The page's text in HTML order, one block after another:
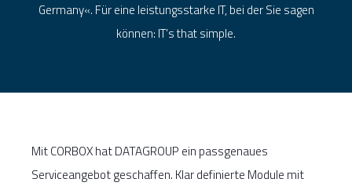
Germany«. Für eine leistungsstarke IT, bei der Sie sagen
können: IT’s that simple.
Mit CORBOX hat DATAGROUP ein passgenaues
Serviceangebot geschaffen. Klar definierte Module mit